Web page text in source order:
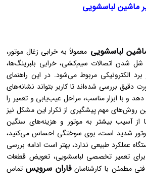
ماشین لباسشویی
لباسشویی معمولاً به خرابی زغال موتور،
شل شدن اتصالات سیم‌کشی، خرابی بلبرینگ‌ها،
الکترونیکی مربوط می‌شود. در این راهنمای
دقیق بررسی شده‌اند تا کاربر بتواند نشانه‌های
و با ابزار مناسب، مراحل عیب‌یابی و تعمیر را
روش‌های مهم پیشگیری از تکرار این مشکل نیز
آسیب بیشتر به موتور و هزینه‌های سنگین
شدید است، بوی سوختگی احساس می‌کنید،
عملکرد طبیعی ندارد، بهتر است ادامه بررسی
تعمیر تخصصی لباسشویی، تعویض قطعات
مطمئن با کارشناسانفاران سرویستماس